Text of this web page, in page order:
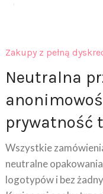
Zakupy z pełną
Neutralna
prywatność
Wszystkie
neutralne
logotypów i bez